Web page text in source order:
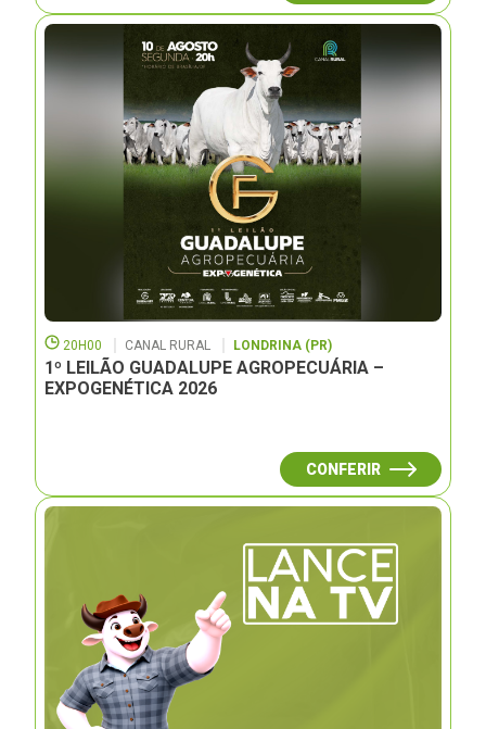
20H00 CANAL RURAL LONDRINA (PR)
1º LEILÃO GUADALUPE AGROPECUÁRIA –
EXPOGENÉTICA 2026
CONFERIR